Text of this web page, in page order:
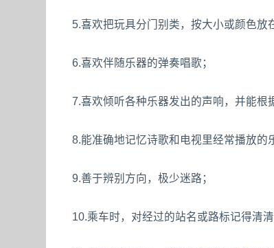
5.喜欢把玩具分门别类，按大小或颜色放
6.喜欢伴随乐器的弹奏唱歌；
7.喜欢倾听各种乐器发出的声响，并能根
8.能准确地记忆诗歌和电视里经常播放的
9.善于辨别方向，极少迷路；
10.乘车时，对经过的站名或路标记得清